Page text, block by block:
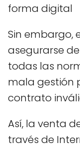
forma digital
Sin embargo,
asegurarse
todas las
mala gestión
contrato
Así, la venta
través de